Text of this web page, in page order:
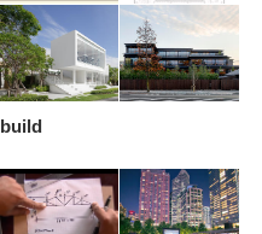
build